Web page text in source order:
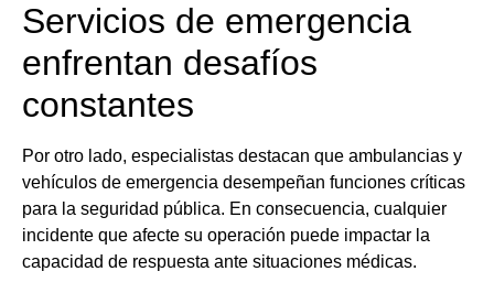
Servicios de emergencia
enfrentan desafíos
constantes
Por otro lado, especialistas destacan que ambulancias y
vehículos de emergencia desempeñan funciones críticas
para la seguridad pública. En consecuencia, cualquier
incidente que afecte su operación puede impactar la
capacidad de respuesta ante situaciones médicas.